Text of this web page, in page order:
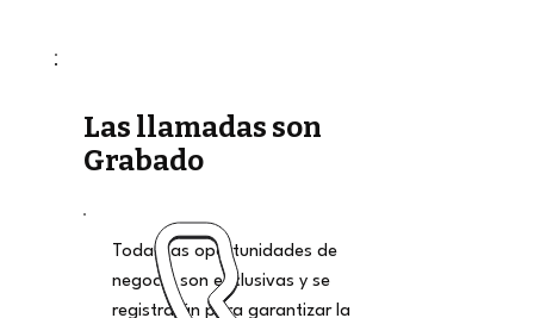
Las llamadas son
Grabado
Todas las oportunidades de
negocio son exclusivas y se
registrarán para garantizar la